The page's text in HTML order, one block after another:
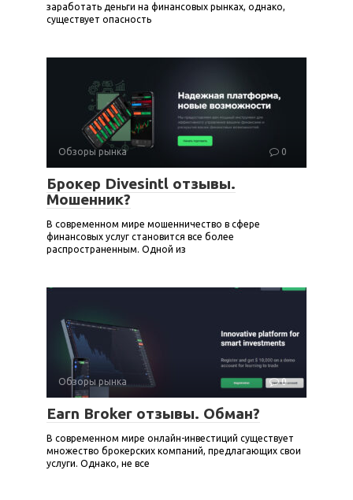
заработать деньги на финансовых рынках, однако,
существует опасность
Обзоры рынка 0
Брокер Divesintl отзывы.
Мошенник?
В современном мире мошенничество в сфере
финансовых услуг становится все более
распространенным. Одной из
Обзоры рынка 0
Earn Broker отзывы. Обман?
В современном мире онлайн-инвестиций существует
множество брокерских компаний, предлагающих свои
услуги. Однако, не все